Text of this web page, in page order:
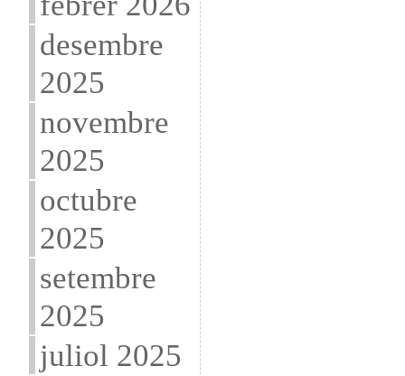
desembre
2025
novembre
2025
octubre
2025
setembre
2025
juliol 2025